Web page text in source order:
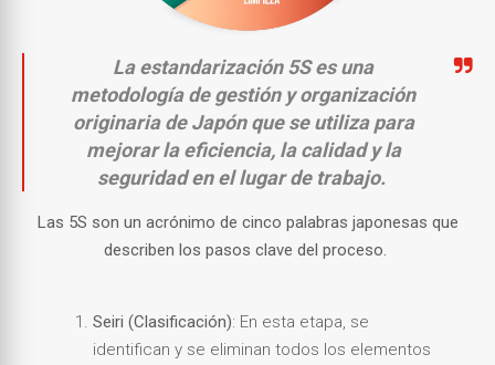
La estandarización 5S es una
metodología de gestión y organización
originaria de Japón que se utiliza para
mejorar la eficiencia, la calidad y la
seguridad en el lugar de trabajo.
Las 5S son un acrónimo de cinco palabras japonesas que
describen los pasos clave del proceso.
Seiri (Clasificación): En esta etapa, se
identifican y se eliminan todos los elementos